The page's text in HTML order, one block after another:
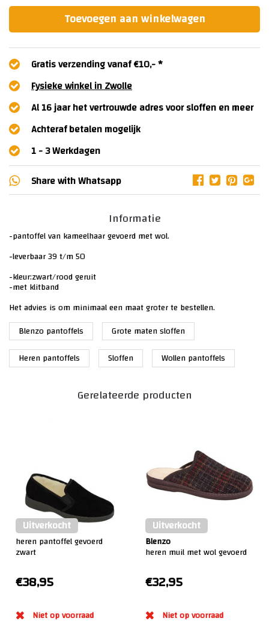
Toevoegen aan winkelwagen
Gratis verzending vanaf €10,- *
Fysieke winkel in Zwolle
Al 16 jaar het vertrouwde adres voor sloffen en meer
Achteraf betalen mogelijk
1 - 3 Werkdagen
Share withWhatsapp
Informatie
-pantoffel van kameelhaar gevoerd met wol.
-leverbaar 39 t/m 50
-kleur:zwart/rood geruit
-met klitband
Het advies is om minimaal een maat groter te bestellen.
Blenzo pantoffels
Grote maten sloffen
Heren pantoffels
Sloffen Wollen pantoffels
Gerelateerde producten
Uitverkocht
heren pantoffel gevoerd
zwart
€38,95
Niet op voorraad
Uitverkocht
Blenzo
heren muil met wol gevoerd
€32,95
Niet op voorraad